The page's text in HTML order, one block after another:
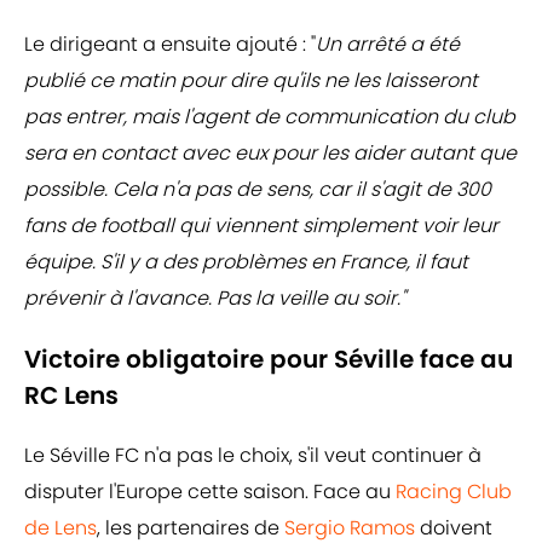
Le dirigeant a ensuite ajouté : "Un arrêté a été
publié ce matin pour dire qu'ils ne les laisseront
pas entrer, mais l'agent de communication du club
sera en contact avec eux pour les aider autant que
possible. Cela n'a pas de sens, car il s'agit de 300
fans de football qui viennent simplement voir leur
équipe. S'il y a des problèmes en France, il faut
prévenir à l'avance. Pas la veille au soir."
Victoire obligatoire pour Séville face au
RC Lens
Le Séville FC n'a pas le choix, s'il veut continuer à
disputer l'Europe cette saison. Face au Racing Club
de Lens, les partenaires de Sergio Ramosdoivent